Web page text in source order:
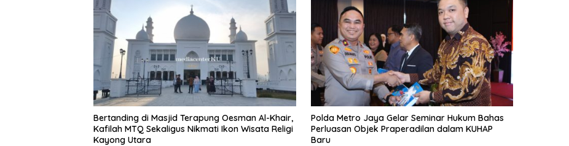
Bertanding di Masjid Terapung Oesman Al-Khair,
Kafilah MTQ Sekaligus Nikmati Ikon Wisata Religi
Kayong Utara
Polda Metro Jaya Gelar Seminar Hukum Bahas
Perluasan Objek Praperadilan dalam KUHAP
Baru